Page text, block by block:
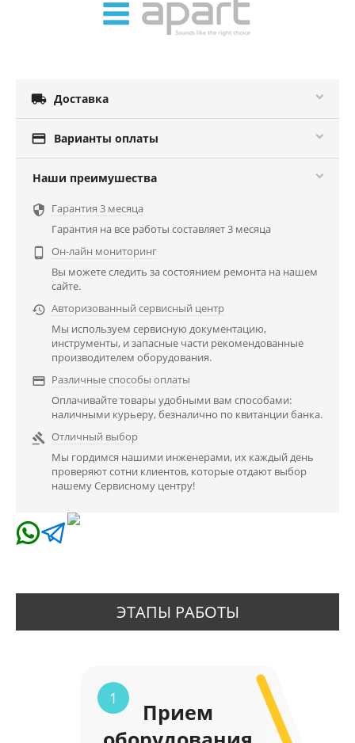
 Доставка
 Варианты оплаты
Наши преимушества
 Гарантия 3 месяца
Гарантия на все работы составляет 3 месяца

Он-лайн мониторинг
Вы можете следить за состоянием ремонта на нашем
сайте.
 Авторизованный сервисный центр
Мы используем сервисную документацию,
инструменты, и запасные части рекомендованные
производителем оборудования.
 Различные способы оплаты
Оплачивайте товары удобными вам способами:
наличными курьеру, безналично по квитанции банка.
 Отличный выбор
Мы гордимся нашими инженерами, их каждый день
проверяют сотни клиентов, которые отдают выбор
нашему Сервисному центру!
ЭТАПЫ РАБОТЫ
1
Прием